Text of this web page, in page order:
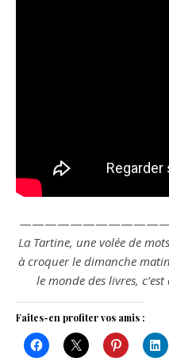
La Tartine, une volée de
à croquer le dimanche
le monde des livres,
Faites-en profiter vos amis :